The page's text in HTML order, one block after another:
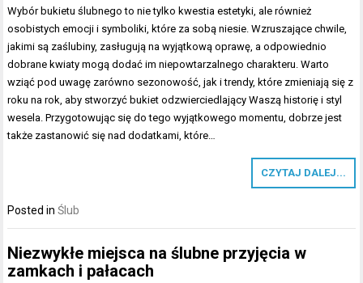
Wybór bukietu ślubnego to nie tylko kwestia estetyki, ale również
osobistych emocji i symboliki, które za sobą niesie. Wzruszające chwile,
jakimi są zaślubiny, zasługują na wyjątkową oprawę, a odpowiednio
dobrane kwiaty mogą dodać im niepowtarzalnego charakteru. Warto
wziąć pod uwagę zarówno sezonowość, jak i trendy, które zmieniają się z
roku na rok, aby stworzyć bukiet odzwierciedlający Waszą historię i styl
wesela. Przygotowując się do tego wyjątkowego momentu, dobrze jest
także zastanowić się nad dodatkami, które…
CZYTAJ DALEJ...
Posted inŚlub
Niezwykłe miejsca na ślubne przyjęcia w
zamkach i pałacach